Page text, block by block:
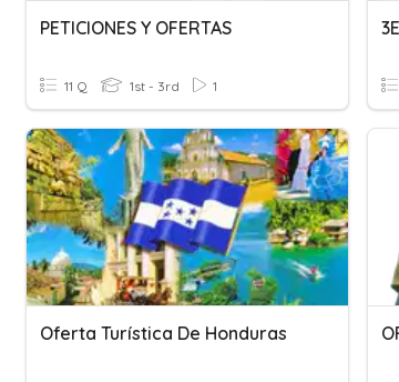
PETICIONES Y OFERTAS
11 Q 1st - 3rd 1
Oferta Turística De Honduras